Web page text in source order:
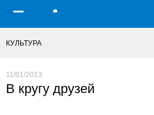
КУЛЬТУРА
11/01/2013
В кругу друзей